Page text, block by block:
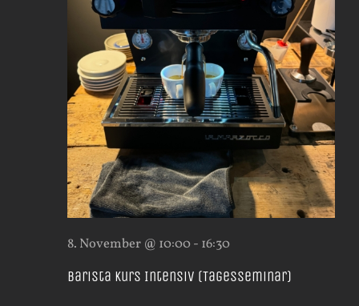
Barista Kurs Intensiv (Tagesseminar)
8. November @ 10:00- 16:30